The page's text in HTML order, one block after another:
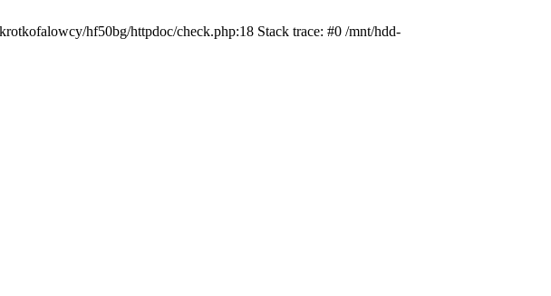
hf50bg/httpdoc/check.php:18 Stack trace: #0 /mnt/hdd-